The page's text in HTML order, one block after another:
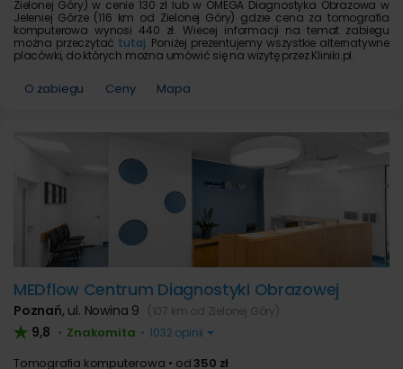
Zielonej Góry) w cenie 130 zł lub w OMEGA Diagnostyka Obrazowa w
Jeleniej Górze (116 km od Zielonej Góry) gdzie cena za tomografia
komputerowa wynosi 440 zł. Wiecej informacji na temat zabiegu
można przeczytać tutaj. Poniżej prezentujemy wszystkie alternatywne
placówki, do których można umówić się na wizytę przez Kliniki.pl.
O zabiegu Ceny Mapa
MEDflow Centrum Diagnostyki Obrazowej
Poznań, ul. Nowina 9 (107 km od Zielonej Góry)
9,8 • Znakomita • 1032 opinii
Tomografia komputerowa od 350 zł